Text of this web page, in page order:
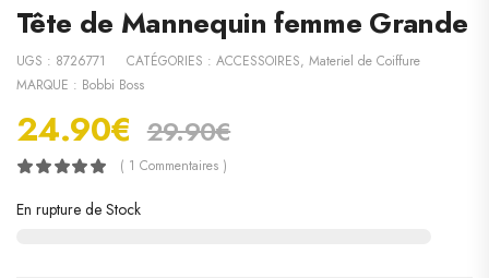
Tête de Mannequin femme Grande
UGS : 8726771 CATÉGORIES : ACCESSOIRES, Materiel de Coiffure
MARQUE : Bobbi Boss
24.90€ 29.90€
( 1 Commentaires )
En rupture de Stock